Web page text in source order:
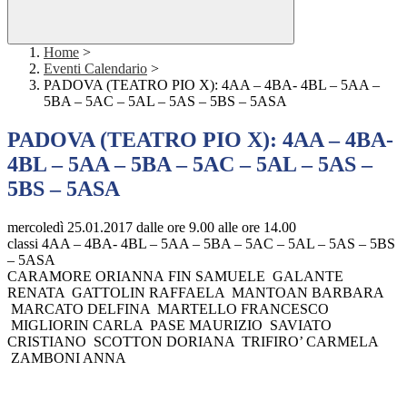
Home >
Eventi Calendario >
PADOVA (TEATRO PIO X): 4AA – 4BA- 4BL – 5AA –
5BA – 5AC – 5AL – 5AS – 5BS – 5ASA
PADOVA (TEATRO PIO X): 4AA – 4BA-
4BL – 5AA – 5BA – 5AC – 5AL – 5AS –
5BS – 5ASA
mercoledì 25.01.2017 dalle ore 9.00 alle ore 14.00
classi 4AA – 4BA- 4BL – 5AA – 5BA – 5AC – 5AL – 5AS – 5BS
– 5ASA
CARAMORE ORIANNA FIN SAMUELE GALANTE
RENATA GATTOLIN RAFFAELA MANTOAN BARBARA
MARCATO DELFINA MARTELLO FRANCESCO
MIGLIORIN CARLA PASE MAURIZIO SAVIATO
CRISTIANO SCOTTON DORIANA TRIFIRO’ CARMELA
ZAMBONI ANNA